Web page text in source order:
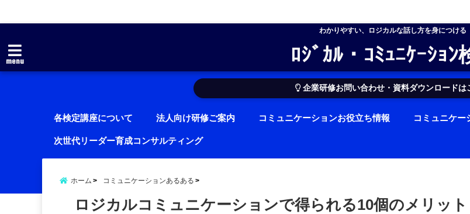
わかりやすい、ロジカルな話し方を身につける
menu ﾛｼﾞｶﾙ・ｺﾐｭﾆｹｰｼｮﾝ
企業研修お問い合わせ・資料ダウンロードは
各検定講座について 法人向け研修ご案内 コミュニケーションお役立ち情報 コミュニケー
次世代リーダー育成コンサルティング
ホーム コミュニケーションあるある
ロジカルコミュニケーションで得られる10個のメリット